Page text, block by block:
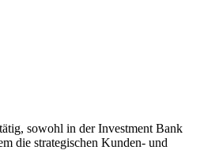
sowohl in der Investment Bank
die strategischen Kunden- und